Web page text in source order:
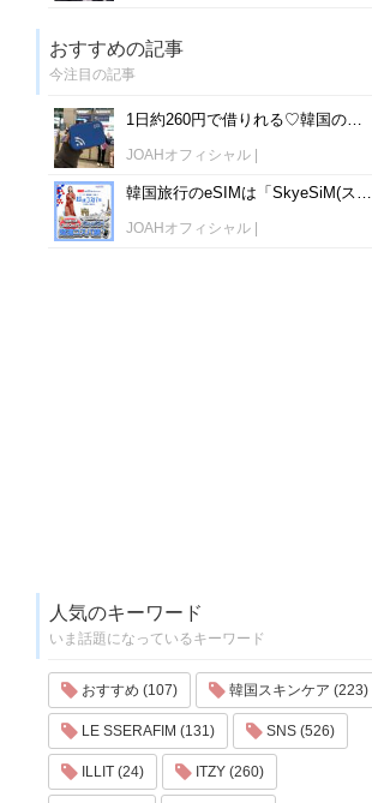
おすすめの記事
今注目の記事
1日約260円で借りれる♡韓国のWiFiレンタルおすすめ「WiFi弁当(WiFi Dosirak)」
JOAHオフィシャル|
韓国旅行のeSIMは「SkyeSiM(スカイイーシム)」！1日単位で最安値380円から利用可能！
JOAHオフィシャル|
人気のキーワード
いま話題になっているキーワード
おすすめ (107) 韓国スキンケア (223)
LE SSERAFIM (131) SNS (526)
ILLIT (24) ITZY (260)